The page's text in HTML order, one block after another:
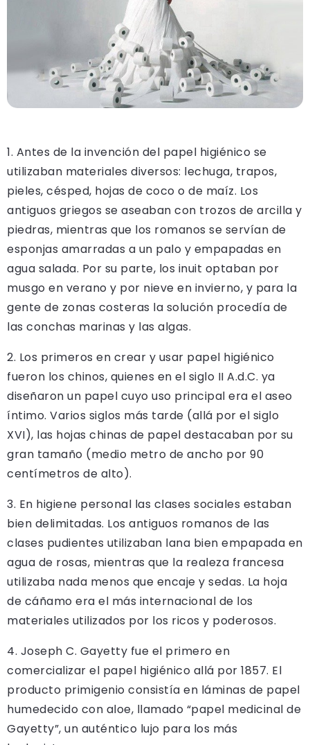
1. Antes de la invención del papel higiénico se
utilizaban materiales diversos: lechuga, trapos,
pieles, césped, hojas de coco o de maíz. Los
antiguos griegos se aseaban con trozos de arcilla y
piedras, mientras que los romanos se servían de
esponjas amarradas a un palo y empapadas en
agua salada. Por su parte, los inuit optaban por
musgo en verano y por nieve en invierno, y para la
gente de zonas costeras la solución procedía de
las conchas marinas y las algas.
2. Los primeros en crear y usar papel higiénico
fueron los chinos, quienes en el siglo II A.d.C. ya
diseñaron un papel cuyo uso principal era el aseo
íntimo. Varios siglos más tarde (allá por el siglo
XVI), las hojas chinas de papel destacaban por su
gran tamaño (medio metro de ancho por 90
centímetros de alto).
3. En higiene personal las clases sociales estaban
bien delimitadas. Los antiguos romanos de las
clases pudientes utilizaban lana bien empapada en
agua de rosas, mientras que la realeza francesa
utilizaba nada menos que encaje y sedas. La hoja
de cáñamo era el más internacional de los
materiales utilizados por los ricos y poderosos.
4. Joseph C. Gayetty fue el primero en
comercializar el papel higiénico allá por 1857. El
producto primigenio consistía en láminas de papel
humedecido con aloe, llamado “papel medicinal de
Gayetty”, un auténtico lujo para los más